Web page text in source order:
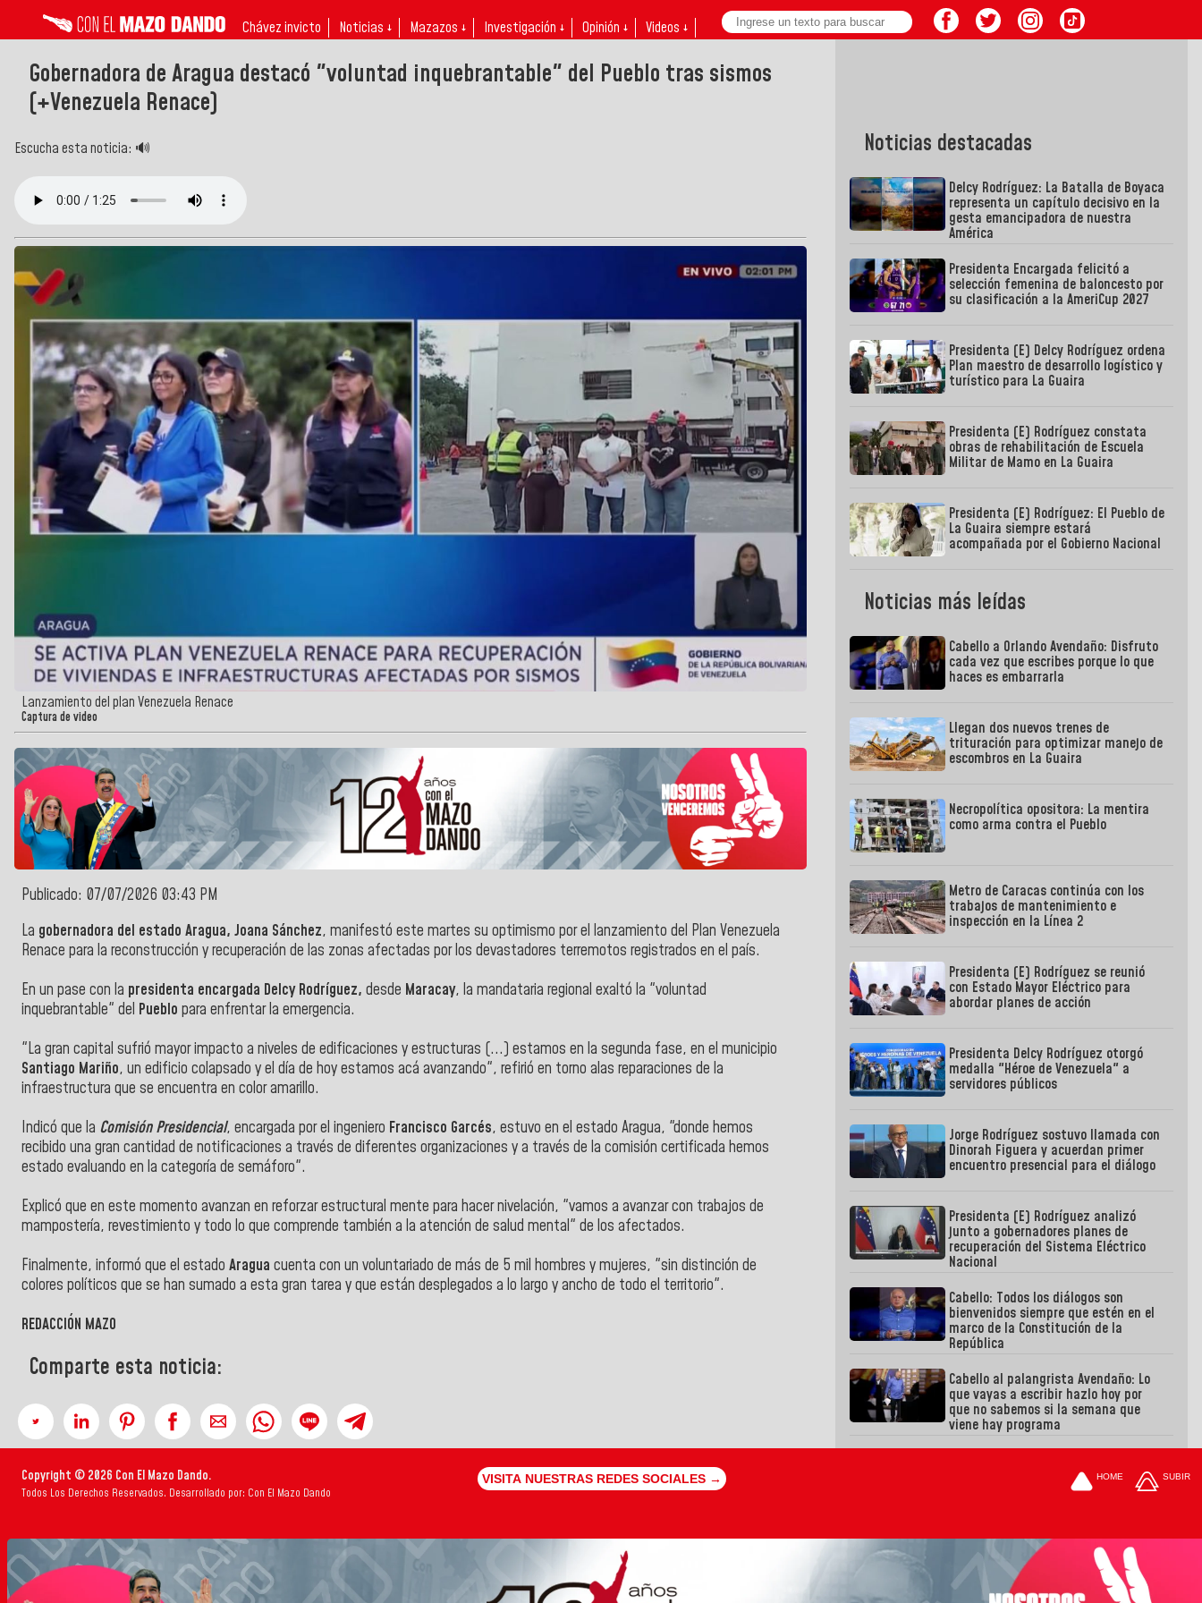
Chávez invicto Noticias ↓ Mazazos ↓ Investigación ↓ Opinión ↓ Videos ↓
Gobernadora de Aragua destacó "voluntad inquebrantable" del Pueblo tras sismos
(+Venezuela Renace)
Escucha esta noticia: 🔊
Lanzamiento del plan Venezuela Renace
Captura de video
Publicado: 07/07/2026 03:43 PM
La gobernadora del estado Aragua, Joana Sánchez, manifestó este martes su optimismo por el lanzamiento del Plan Venezuela
Renace para la reconstrucción y recuperación de las zonas afectadas por los devastadores terremotos registrados en el país.
En un pase con la presidenta encargada Delcy Rodríguez, desde Maracay, la mandataria regional exaltó la "voluntad
inquebrantable" del Pueblo para enfrentar la emergencia.
"La gran capital sufrió mayor impacto a niveles de edificaciones y estructuras (...) estamos en la segunda fase, en el municipio
Santiago Mariño, un edificio colapsado y el día de hoy estamos acá avanzando", refirió en torno alas reparaciones de la
infraestructura que se encuentra en color amarillo.
Indicó que la Comisión Presidencial, encargada por el ingeniero Francisco Garcés, estuvo en el estado Aragua, "donde hemos
recibido una gran cantidad de notificaciones a través de diferentes organizaciones y a través de la comisión certificada hemos
estado evaluando en la categoría de semáforo".
Explicó que en este momento avanzan en reforzar estructural mente para hacer nivelación, "vamos a avanzar con trabajos de
mampostería, revestimiento y todo lo que comprende también a la atención de salud mental" de los afectados.
Finalmente, informó que el estado Aragua cuenta con un voluntariado de más de 5 mil hombres y mujeres, "sin distinción de
colores políticos que se han sumado a esta gran tarea y que están desplegados a lo largo y ancho de todo el territorio".
REDACCIÓN MAZO
Comparte esta noticia:
Noticias destacadas
Delcy Rodríguez: La Batalla de Boyaca
representa un capítulo decisivo en la
gesta emancipadora de nuestra
América
Presidenta Encargada felicitó a
selección femenina de baloncesto por
su clasificación a la AmeriCup 2027
Presidenta (E) Delcy Rodríguez ordena
Plan maestro de desarrollo logístico y
turístico para La Guaira
Presidenta (E) Rodríguez constata
obras de rehabilitación de Escuela
Militar de Mamo en La Guaira
Presidenta (E) Rodríguez: El Pueblo de
La Guaira siempre estará
acompañada por el Gobierno Nacional
Noticias más leídas
Cabello a Orlando Avendaño: Disfruto
cada vez que escribes porque lo que
haces es embarrarla
Llegan dos nuevos trenes de
trituración para optimizar manejo de
escombros en La Guaira
Necropolítica opositora: La mentira
como arma contra el Pueblo
Metro de Caracas continúa con los
trabajos de mantenimiento e
inspección en la Línea 2
Presidenta (E) Rodríguez se reunió
con Estado Mayor Eléctrico para
abordar planes de acción
Presidenta Delcy Rodríguez otorgó
medalla "Héroe de Venezuela" a
servidores públicos
Jorge Rodríguez sostuvo llamada con
Dinorah Figuera y acuerdan primer
encuentro presencial para el diálogo
Presidenta (E) Rodríguez analizó
junto a gobernadores planes de
recuperación del Sistema Eléctrico
Nacional
Cabello: Todos los diálogos son
bienvenidos siempre que estén en el
marco de la Constitución de la
República
Cabello al palangrista Avendaño: Lo
que vayas a escribir hazlo hoy por
que no sabemos si la semana que
viene hay programa
Copyright © 2026 Con El Mazo Dando.
Todos Los Derechos Reservados. Desarrollado por: Con El Mazo Dando
VISITA NUESTRAS REDES SOCIALES → HOME SUBIR